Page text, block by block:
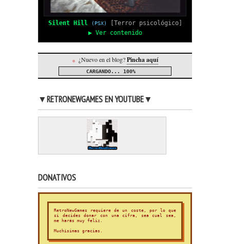
Silent Hill (PSX)
[Terror psicológico]
▶ Ver contenido
● ¿Nuevo en el blog?Pincha aquí
CARGANDO... 100%
▼RETRONEWGAMES EN YOUTUBE▼
DONATIVOS
RetroNewGames requiere de un coste, por lo que
si decides donar con una cifra, sea cual sea,
me harás muy feliz.
Muchísimas gracias.